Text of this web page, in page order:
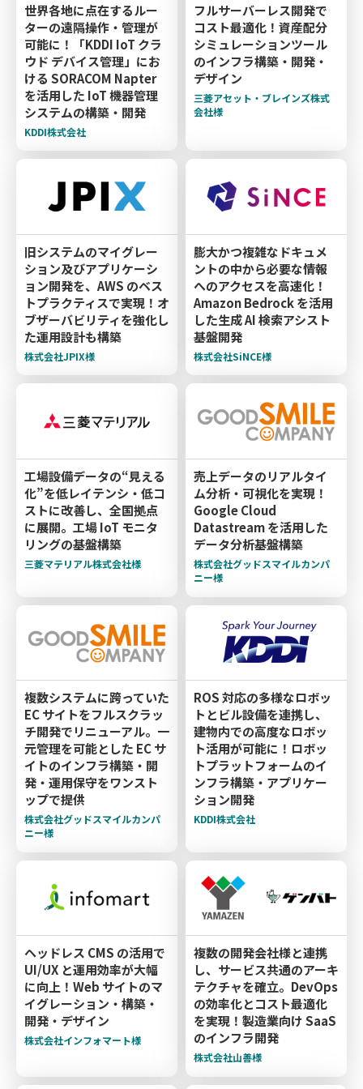
世界各地に点在するルー
ターの遠隔操作・管理が
可能に！「KDDI IoT クラ
ウド デバイス管理」にお
ける SORACOM Napter
を活用した IoT 機器管理
システムの構築・開発
KDDI株式会社
フルサーバーレス開発で
コスト最適化！資産配分
シミュレーションツール
のインフラ構築・開発・
デザイン
三菱アセット・ブレインズ株式
会社様
旧システムのマイグレー
ション及びアプリケーシ
ョン開発を、AWS のベス
トプラクティスで実現！オ
ブザーバビリティを強化し
た運用設計も構築
株式会社JPIX様
膨大かつ複雑なドキュメ
ントの中から必要な情報
へのアクセスを高速化！
Amazon Bedrock を活用
した生成 AI 検索アシスト
基盤開発
株式会社SiNCE様
工場設備データの“見える
化”を低レイテンシ・低コ
ストに改善し、全国拠点
に展開。工場 IoT モニタ
リングの基盤構築
三菱マテリアル株式会社様
売上データのリアルタイ
ム分析・可視化を実現！
Google Cloud
Datastream を活用した
データ分析基盤構築
株式会社グッドスマイルカンパ
ニー様
複数システムに跨っていた
EC サイトをフルスクラッ
チ開発でリニューアル。一
元管理を可能とした EC サ
イトのインフラ構築・開
発・運用保守をワンスト
ップで提供
株式会社グッドスマイルカンパ
ニー様
ROS 対応の多様なロボッ
トとビル設備を連携し、
建物内での高度なロボッ
ト活用が可能に！ロボッ
トプラットフォームのイ
ンフラ構築・アプリケー
ション開発
KDDI株式会社
ヘッドレス CMS の活用で
UI/UX と運用効率が大幅
に向上！Web サイトのマ
イグレーション・構築・
開発・デザイン
株式会社インフォマート様
複数の開発会社様と連携
し、サービス共通のアーキ
テクチャを確立。DevOps
の効率化とコスト最適化
を実現！製造業向け SaaS
のインフラ開発
株式会社山善様